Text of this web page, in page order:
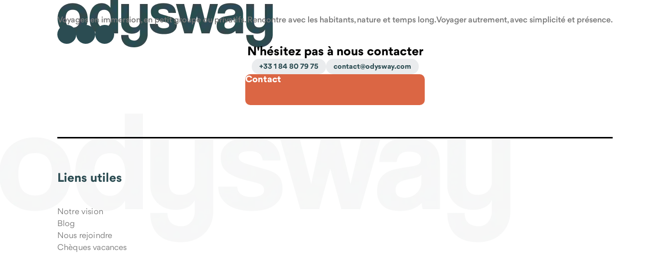
Voyages en immersion, en petit groupe ou privatifs. Rencontre avec les habitants, nature et temps long. Voyager autrement, avec simplicité et présence.
N'hésitez pas à nous contacter
+33 1 84 80 79 75 contact@odysway.com
Contact
Liens utiles
Notre vision
Blog
Nous rejoindre
Chèques vacances